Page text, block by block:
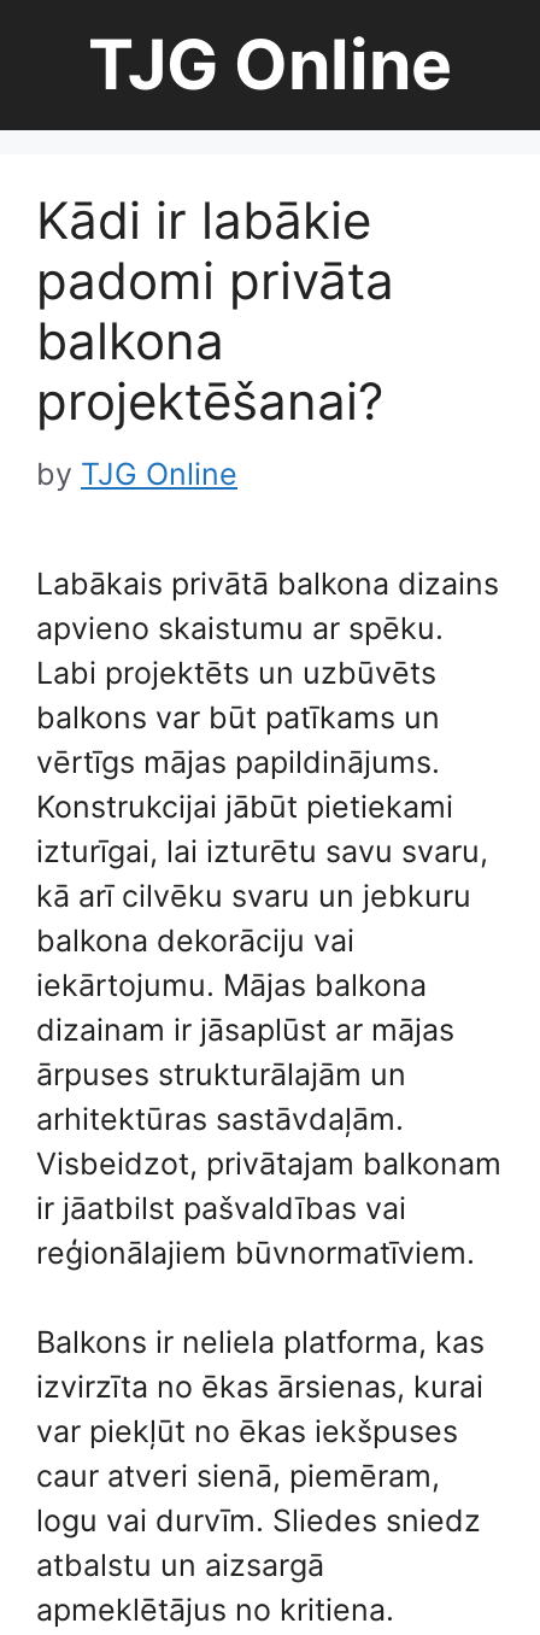
TJG Online
Kādi ir labākie
padomi privāta
balkona
projektēšanai?
by TJG Online
Labākais privātā balkona dizains
apvieno skaistumu ar spēku.
Labi projektēts un uzbūvēts
balkons var būt patīkams un
vērtīgs mājas papildinājums.
Konstrukcijai jābūt pietiekami
izturīgai, lai izturētu savu svaru,
kā arī cilvēku svaru un jebkuru
balkona dekorāciju vai
iekārtojumu. Mājas balkona
dizainam ir jāsaplūst ar mājas
ārpuses strukturālajām un
arhitektūras sastāvdaļām.
Visbeidzot, privātajam balkonam
ir jāatbilst pašvaldības vai
reģionālajiem būvnormatīviem.
Balkons ir neliela platforma, kas
izvirzīta no ēkas ārsienas, kurai
var piekļūt no ēkas iekšpuses
caur atveri sienā, piemēram,
logu vai durvīm. Sliedes sniedz
atbalstu un aizsargā
apmeklētājus no kritiena.